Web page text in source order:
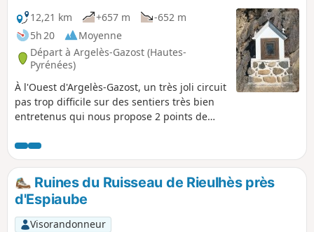
12,21 km
+657 m
-652 m
5h 20
Moyenne
Départ à Argelès-Gazost (Hautes-
Pyrénées)
À l'Ouest d'Argelès-Gazost, un très joli circuit
pas trop difficile sur des sentiers très bien
entretenus qui nous propose 2 points de
à 360° sur les Pyrénées Centrales !
Ruines du Ruisseau de Rieulhès près
d'Espiaube
Visorandonneur